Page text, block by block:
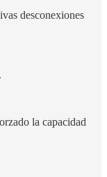
desconexiones
la capacidad